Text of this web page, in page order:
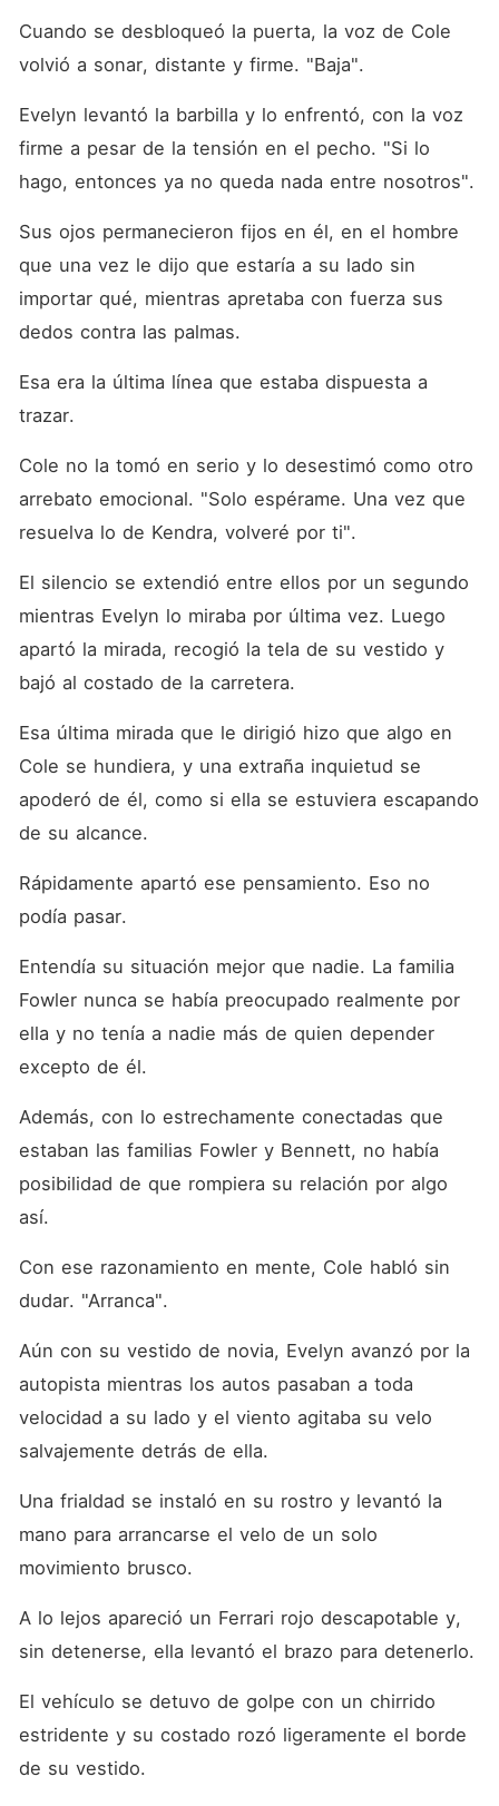
Cuando se desbloqueó la puerta, la voz de Cole
volvió a sonar, distante y firme. "Baja".
Evelyn levantó la barbilla y lo enfrentó, con la voz
firme a pesar de la tensión en el pecho. "Si lo
hago, entonces ya no queda nada entre nosotros".
Sus ojos permanecieron fijos en él, en el hombre
que una vez le dijo que estaría a su lado sin
importar qué, mientras apretaba con fuerza sus
dedos contra las palmas.
Esa era la última línea que estaba dispuesta a
trazar.
Cole no la tomó en serio y lo desestimó como otro
arrebato emocional. "Solo espérame. Una vez que
resuelva lo de Kendra, volveré por ti".
El silencio se extendió entre ellos por un segundo
mientras Evelyn lo miraba por última vez. Luego
apartó la mirada, recogió la tela de su vestido y
bajó al costado de la carretera.
Esa última mirada que le dirigió hizo que algo en
Cole se hundiera, y una extraña inquietud se
apoderó de él, como si ella se estuviera escapando
de su alcance.
Rápidamente apartó ese pensamiento. Eso no
podía pasar.
Entendía su situación mejor que nadie. La familia
Fowler nunca se había preocupado realmente por
ella y no tenía a nadie más de quien depender
excepto de él.
Además, con lo estrechamente conectadas que
estaban las familias Fowler y Bennett, no había
posibilidad de que rompiera su relación por algo
así.
Con ese razonamiento en mente, Cole habló sin
dudar. "Arranca".
Aún con su vestido de novia, Evelyn avanzó por la
autopista mientras los autos pasaban a toda
velocidad a su lado y el viento agitaba su velo
salvajemente detrás de ella.
Una frialdad se instaló en su rostro y levantó la
mano para arrancarse el velo de un solo
movimiento brusco.
A lo lejos apareció un Ferrari rojo descapotable y,
sin detenerse, ella levantó el brazo para detenerlo.
El vehículo se detuvo de golpe con un chirrido
estridente y su costado rozó ligeramente el borde
de su vestido.